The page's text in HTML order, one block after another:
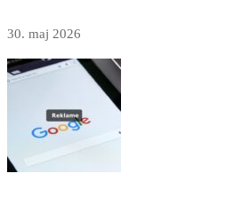
30. maj 2026